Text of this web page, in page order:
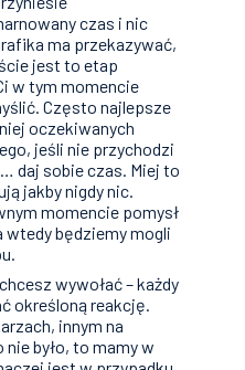
czas i nic
ma przekazywać,
jest to etap
w tym momencie
Często najlepsze
oczekiwanych
jeśli nie przychodzi
daj sobie czas. Miej to
jakby nigdy nic.
momencie pomysł
wtedy będziemy mogli
wywołać – każdy
określoną reakcję.
innym na
było, to mamy w